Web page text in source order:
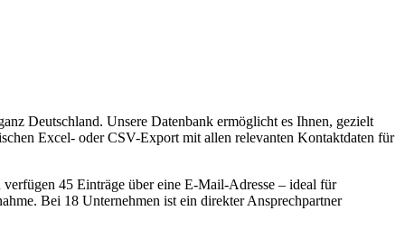
Deutschland. Unsere Datenbank ermöglicht es Ihnen, gezielt
Excel- oder CSV-Export mit allen relevanten Kontaktdaten für
verfügen 45 Einträge über eine E-Mail-Adresse – ideal für
Bei 18 Unternehmen ist ein direkter Ansprechpartner